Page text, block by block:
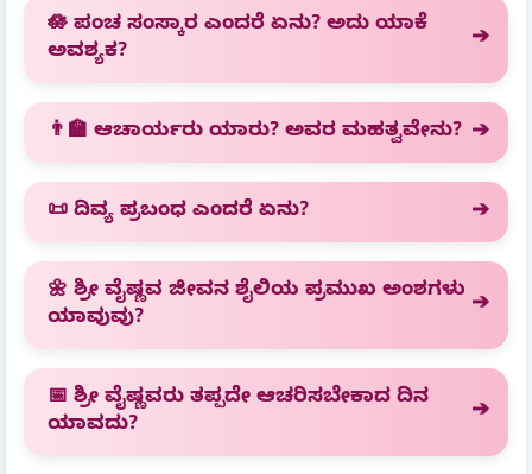
🪷 ಪಂಚ ಸಂಸ್ಕಾರ ಎಂದರೆ ಏನು? ಅದು ಯಾಕೆ
ಅವಶ್ಯಕ?
👨‍🏫 ಆಚಾರ್ಯರು ಯಾರು? ಅವರ ಮಹತ್ವವೇನು?
📜 ದಿವ್ಯ ಪ್ರಬಂಧ ಎಂದರೆ ಏನು?
🌼 ಶ್ರೀ ವೈಷ್ಣವ ಜೀವನ ಶೈಲಿಯ ಪ್ರಮುಖ ಅಂಶಗಳು
ಯಾವುವು?
📅 ಶ್ರೀ ವೈಷ್ಣವರು ತಪ್ಪದೇ ಆಚರಿಸಬೇಕಾದ ದಿನ
ಯಾವದು?